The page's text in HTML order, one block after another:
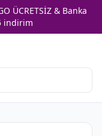
ÜCRETSİZ & Banka
indirim